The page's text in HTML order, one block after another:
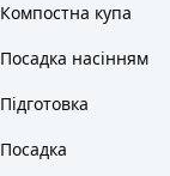
Компостна купа
Посадка насінням
Підготовка
Посадка